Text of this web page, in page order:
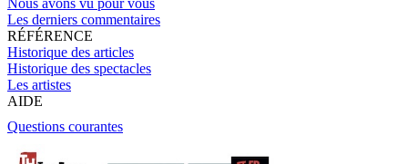
Nous avons vu pour vous
Les derniers commentaires
RÉFÉRENCE
Historique des articles
Historique des spectacles
Les artistes
AIDE
Questions courantes